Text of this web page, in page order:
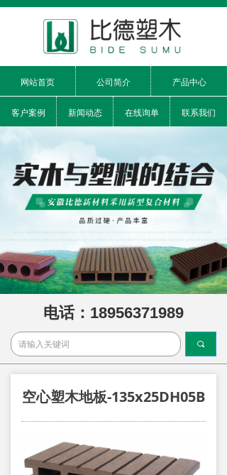
客户案例 新闻动态 在线询单 联系我们
网站首页 公司简介 产品中心
끠
电话：18956371989
空心塑木地板-135x25DH05B